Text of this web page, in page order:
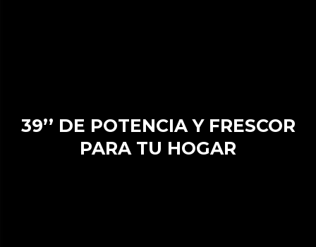
39’’ DE POTENCIA Y FRESCOR
PARA TU HOGAR